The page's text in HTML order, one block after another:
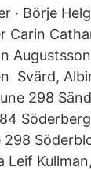
· Börje
Carin
Augustsson
Svärd,
298
298